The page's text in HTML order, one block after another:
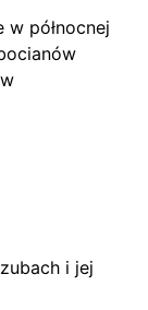
północnej
i jej